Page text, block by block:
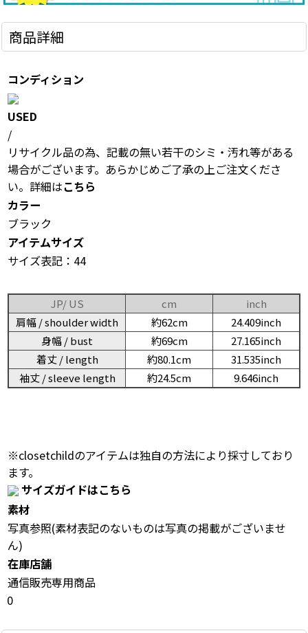
商品詳細
コンディション
USED
/
リサイクル品の為、記載の無い若干のシミ・汚れ等がある
場合がございます。あらかじめご了承の上ご注文くださ
い。詳細はこちら
カラー
ブラック
アイテムサイズ
サイズ表記：44
JP/ US cm
inch
肩幅 / shoulder width
約62cm
24.409inch
身幅 / bust
約69cm
27.165inch
着丈 / length
約80.1cm
31.535inch
袖丈 / sleeve length
約24.5cm 9.646inch
※closetchildのアイテムは独自の方法により採寸しており
ます。
サイズガイドはこちら
素材
写真参照(素材表記のないものは写真の掲載がございませ
ん)
在庫店舗
通信販売専用商品
0